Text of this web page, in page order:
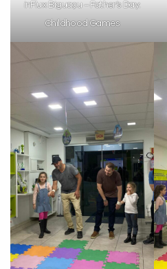
inFlux Biguaçu – Father’s Day:
Childhood Games